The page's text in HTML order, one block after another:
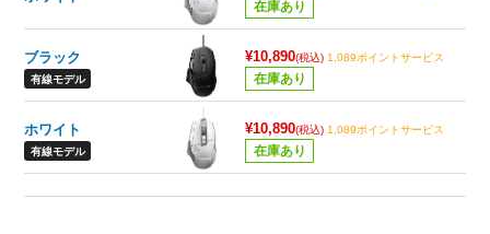
在庫あり
ブラック
有線モデル
¥10,890(税込) 1,089ポイントサービス
在庫あり
ホワイト
有線モデル
¥10,890(税込) 1,089ポイントサービス
在庫あり